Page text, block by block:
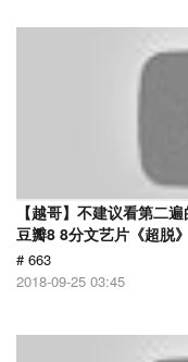
【越哥】不建议看第二
豆瓣8 8分文艺片《超脱》
# 663
2018-09-25 03:45